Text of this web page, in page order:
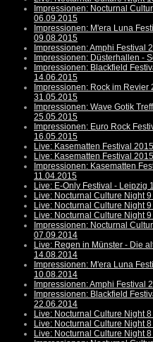
Impressionen: Nocturnal
06.09.2015
Impressionen: M'era Luna
09.08.2015
Impressionen: Amphi Festival
Impressionen: Düsterhallen -
Impressionen: Blackfield
14.06.2015
Impressionen: Rock im
31.05.2015
Impressionen: Wave Gotik
25.05.2015
Impressionen: Euro Rock
16.05.2015
Live: Kasematten Festival
Live: Kasematten Festival
Impressionen: Kasematten
11.04.2015
Live: E-Only Festival - Leipzig
Live: Nocturnal Culture Night
Live: Nocturnal Culture Night
Live: Nocturnal Culture Night
Impressionen: Nocturnal
07.09.2014
Live: Regen in Münster - Die
14.08.2014
Impressionen: M'era Luna
10.08.2014
Impressionen: Amphi Festival
Impressionen: Blackfield
22.06.2014
Live: Nocturnal Culture Night
Live: Nocturnal Culture Night
Live: Nocturnal Culture Night